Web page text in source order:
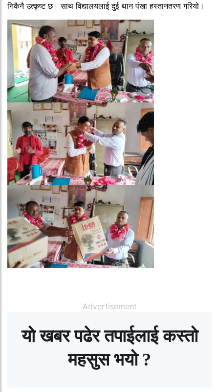
निकैनै उत्कृष्ट छ। साथ विद्यालयलाई दुई थान पंखा हस्तानतरण गरियो।
Advertisement
यो खबर पढेर तपाईलाई कस्तो
महसुस भयो ?